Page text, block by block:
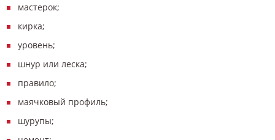
мастерок;
кирка;
уровень;
шнур или леска;
правило;
маячковый профиль;
шурупы;